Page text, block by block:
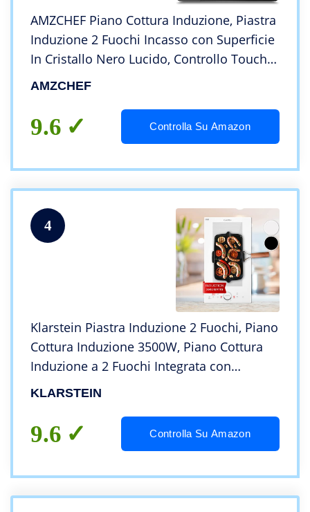
AMZCHEF Piano Cottura Induzione, Piastra
Induzione 2 Fuochi Incasso con Superficie
In Cristallo Nero Lucido, Controllo Touch
Sensor e Blocco Bambini,10 Livelli di
AMZCHEF
9.6 Controlla Su Amazon
4
Klarstein Piastra Induzione 2 Fuochi, Piano
Cottura Induzione 3500W, Piano Cottura
Induzione a 2 Fuochi Integrata con
Controllo Touch, Fornello a Induzione,
KLARSTEIN
9.6 Controlla Su Amazon